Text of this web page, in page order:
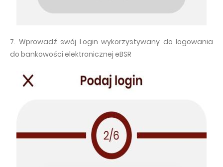
7. Wprowadź swój Login wykorzystywany do logowania
do bankowości elektronicznej eBSR